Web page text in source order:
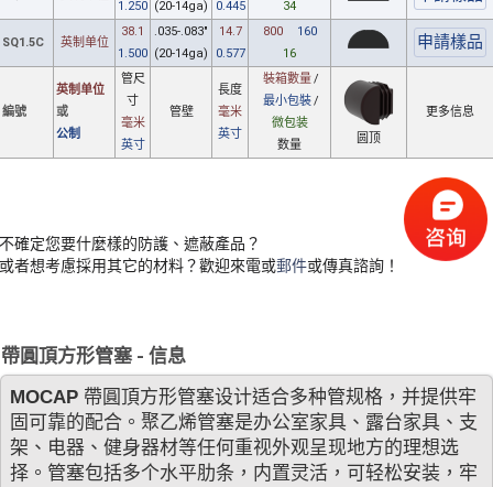
1.250 (20-14ga)
0.445
34
SQ1.5C 英制单位
38.1
1.500
.035-.083"
(20-14ga)
14.7
0.577
800
160
16
編號
英制单位
或
公制
管尺
寸
毫米
英寸
管壁
長度
毫米
英寸
裝箱數量/
最小包裝/
微包装
数量
圆顶
更多信息
不確定您要什麼樣的防護、遮蔽產品？
或者想考慮採用其它的材料？歡迎來電或郵件或傳真諮詢！
帶圓頂方形管塞 - 信息
MOCAP 帶圓頂方形管塞设计适合多种管规格，并提供牢
固可靠的配合。聚乙烯管塞是办公室家具、露台家具、支
架、电器、健身器材等任何重视外观呈现地方的理想选
择。管塞包括多个水平肋条，内置灵活，可轻松安装，牢